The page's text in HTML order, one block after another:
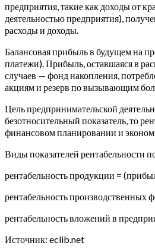
предприятия, такие как доходы от
деятельностью предприятия),
расходы и доходы.
Балансовая прибыль в будущем на
платежи). Прибыль, оставшаяся в
случаев — фонд накопления,
акциям и резерв по вызывающим
Цель предпринимательской
безотносительный показатель, то
финансовом планировании и
Виды показателей рентабельности
рентабельность продукции =
рентабельность производственных
рентабельность вложений в
Источник: eclib.net